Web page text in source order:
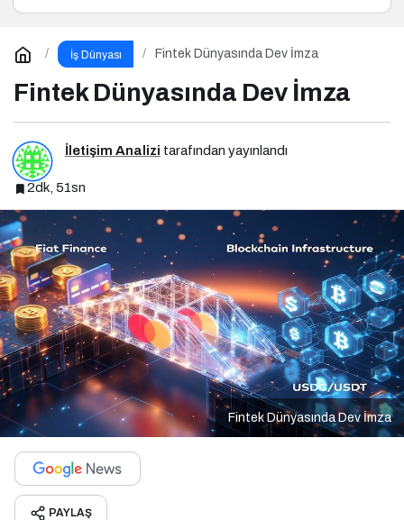
İş Dünyası Fintek Dünyasında Dev İmza
Fintek Dünyasında Dev İmza
İletişim Analizi tarafından yayınlandı
2dk, 51sn
Fintek Dünyasında Dev İmza
PAYLAŞ